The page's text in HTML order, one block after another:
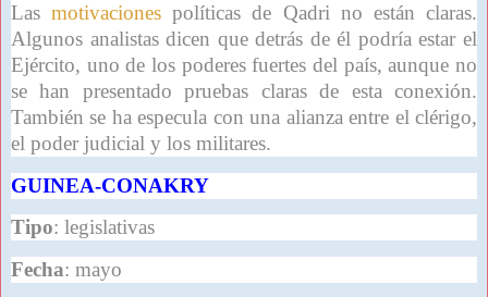
Lasmotivaciones políticas de Qadri no están claras.
Algunos analistas dicen que detrás de él podría estar el
Ejército, uno de los poderes fuertes del país, aunque no
se han presentado pruebas claras de esta conexión.
También se ha especula con una alianza entre el clérigo,
el poder judicial y los militares.
GUINEA-CONAKRY
Tipo: legislativas
Fecha: mayo